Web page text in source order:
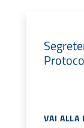
VAI ALLA